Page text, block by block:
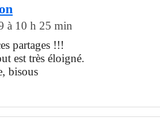
à 10 h 25 min
partages !!!
est très éloigné.
bisous